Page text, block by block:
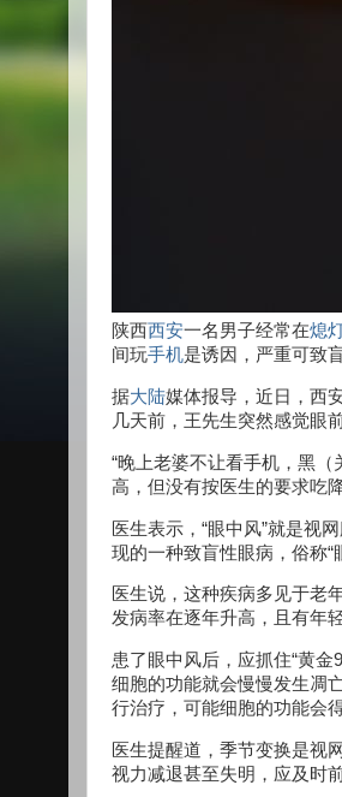
陕西西安一名男子经常在熄
间玩手机是诱因，严重可致
据大陆媒体报导，近日，西
几天前，王先生突然感觉眼
“晚上老婆不让看手机，黑
高，但没有按医生的要求吃
医生表示，“眼中风”就是视
现的一种致盲性眼病，俗称“
医生说，这种疾病多见于老
发病率在逐年升高，且有年
患了眼中风后，应抓住“黄
细胞的功能就会慢慢发生凋
行治疗，可能细胞的功能会
医生提醒道，季节变换是视
视力减退甚至失明，应及时